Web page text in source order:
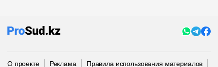
О проекте Реклама Правила использования материалов